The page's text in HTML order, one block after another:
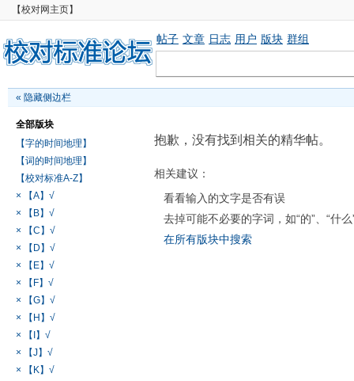
【校对网主页】
帖子 文章 日志 用户 版块 群组
« 隐藏侧边栏
全部版块
【字的时间地理】
【词的时间地理】
【校对标准A-Z】
× 【A】√
× 【B】√
× 【C】√
× 【D】√
× 【E】√
× 【F】√
× 【G】√
× 【H】√
× 【I】√
× 【J】√
× 【K】√
抱歉，没有找到相关的精华帖。
相关建议：
看看输入的文字是否有误
去掉可能不必要的字词，如“的”、“什么
在所有版块中搜索